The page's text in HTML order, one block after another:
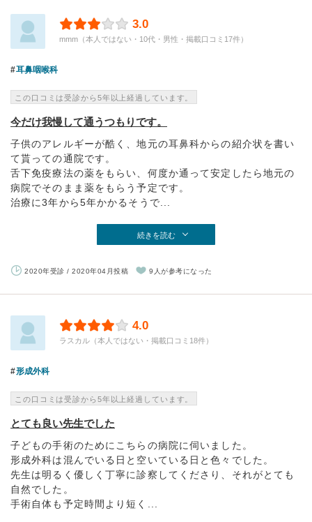
3.0
mmm（本人ではない・10代・男性・掲載口コミ17件）
耳鼻咽喉科
この口コミは受診から5年以上経過しています。
今だけ我慢して通うつもりです。
子供のアレルギーが酷く、地元の耳鼻科からの紹介状を書い
て貰っての通院です。
舌下免疫療法の薬をもらい、何度か通って安定したら地元の
病院でそのまま薬をもらう予定です。
治療に3年から5年かかるそうで...
続きを読む
2020年受診 / 2020年04月投稿 9人が参考になった
4.0
ラスカル（本人ではない・掲載口コミ18件）
形成外科
この口コミは受診から5年以上経過しています。
とても良い先生でした
子どもの手術のためにこちらの病院に伺いました。
形成外科は混んでいる日と空いている日と色々でした。
先生は明るく優しく丁寧に診察してくださり、それがとても
自然でした。
手術自体も予定時間より短く...